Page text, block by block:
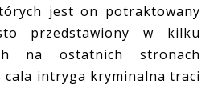
jest on potraktowany
przedstawiony w kilku
na ostatnich stronach
cala intryga kryminalna traci